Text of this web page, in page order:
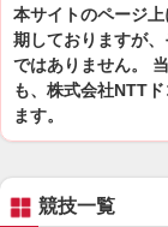
本サイトのページ
期しておりますが
ではありません。
も、株式会社NTT
ます。
競技一覧